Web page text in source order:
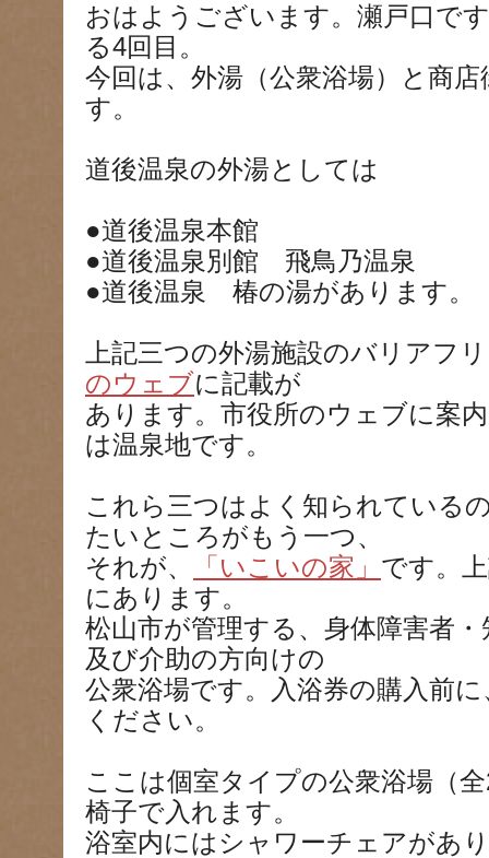
おはようございます。瀬戸口で
る4回目。
今回は、外湯（公衆浴場）と商
す。
道後温泉の外湯としては
●道後温泉本館
●道後温泉別館 飛鳥乃温泉
●道後温泉 椿の湯があります。
上記三つの外湯施設のバリアフ
のウェブに記載が
あります。市役所のウェブに案
は温泉地です。
これら三つはよく知られている
たいところがもう一つ、
それが、
「いこいの家」 です。
にあります。
松山市が管理する、身体障害者
及び介助の方向けの
公衆浴場です。入浴券の購入前
ください。
ここは個室タイプの公衆浴場（
椅子で入れます。
浴室内にはシャワーチェアがあ